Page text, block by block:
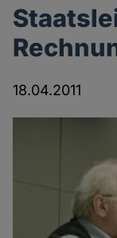
18.04.2011